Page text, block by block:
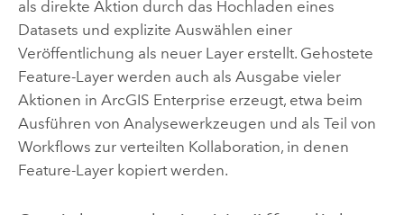
als direkte Aktion durch das Hochladen eines
Datasets und explizite Auswählen einer
Veröffentlichung als neuer Layer erstellt. Gehostete
Feature-Layer werden auch als Ausgabe vieler
Aktionen in ArcGIS Enterprise erzeugt, etwa beim
Ausführen von Analysewerkzeugen und als Teil von
Workflows zur verteilten Kollaboration, in denen
Feature-Layer kopiert werden.